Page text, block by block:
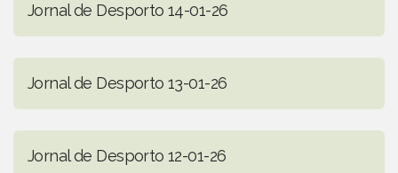
Jornal de Desporto 14-01-26
Jornal de Desporto 13-01-26
Jornal de Desporto 12-01-26